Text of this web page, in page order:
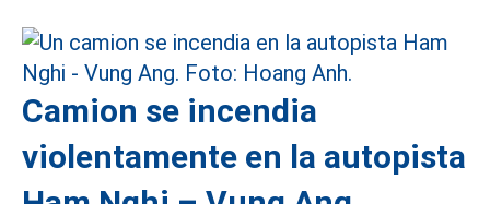
Camion se incendia
violentamente en la autopista